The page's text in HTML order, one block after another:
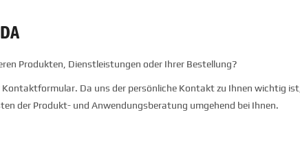
Produkten, Dienstleistungen oder Ihrer Bestellung?
Da uns der persönliche Kontakt zu Ihnen wichtig ist,
der Produkt- und Anwendungsberatung umgehend bei Ihnen.